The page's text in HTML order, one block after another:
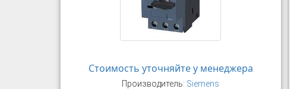
Стоимость уточняйте у менеджера
Производитель: Siemens